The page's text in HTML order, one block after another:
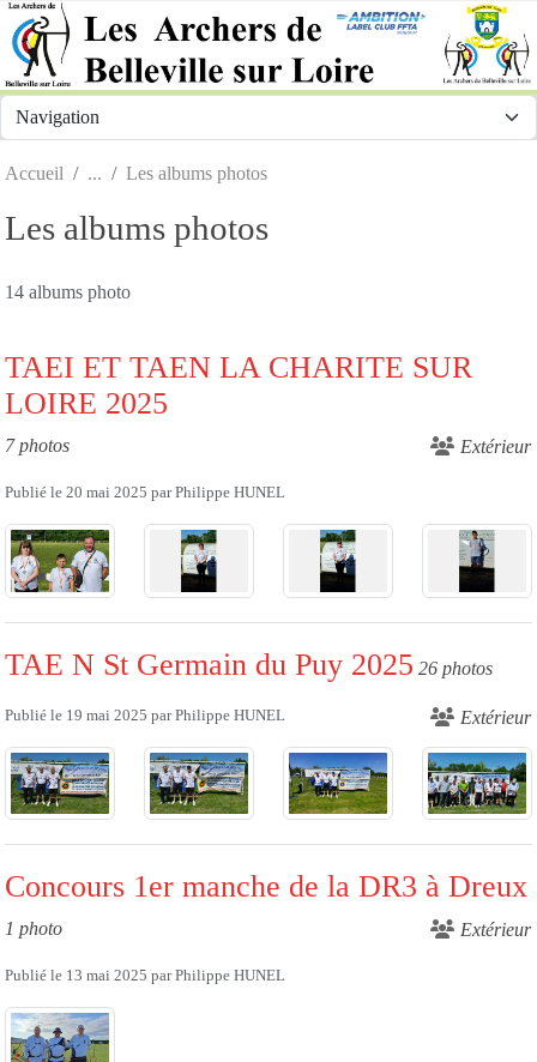
Accueil Les albums photos
Les albums photos
14 albums photo
TAEI ET TAEN LA CHARITE SUR
LOIRE 2025
7 photos Extérieur
Publié le 20 mai 2025 parPhilippe HUNEL
TAE N St Germain du Puy 2025 26 photos
Extérieur
Publié le 19 mai 2025 parPhilippe HUNEL
Concours 1er manche de la DR3 à Dreux
1 photo Extérieur
Publié le 13 mai 2025 parPhilippe HUNEL
Panneau de gestion des cookies